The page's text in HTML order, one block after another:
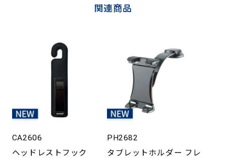
関連商品
CA2606
ヘッドレストフック
PH2682
タブレットホルダー フレ